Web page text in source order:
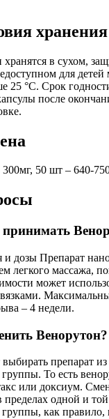
хранения
в сухом,
для детей
25 °С. Срок
после
50 шт – 640-
дозы Препарат
легкого массажа,
может
– 4 недели.
Венорутон?
препарат
То есть
или доксиум.
пределах одной и
как правило,